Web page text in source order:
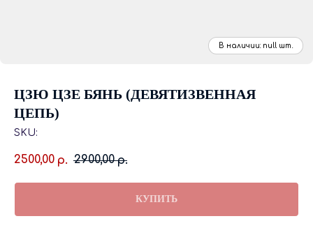
ЦЗЮ ЦЗЕ БЯНЬ (ДЕВЯТИЗВЕННАЯ
ЦЕПЬ)
SKU:
2500,00 р. 2900,00 р.
КУПИТЬ